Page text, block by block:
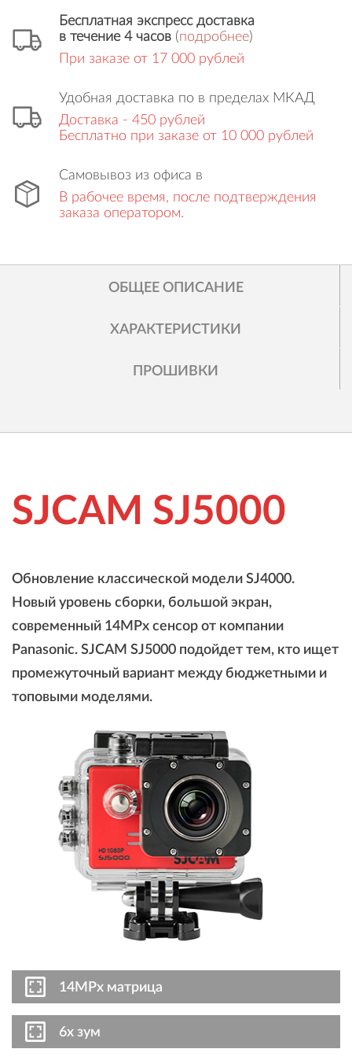
Бесплатная экспресс доставка
в течение 4 часов (подробнее)
При заказе от 17 000 рублей
Удобная доставка по в пределах МКАД
Доставка - 450 рублей
Бесплатно при заказе от 10 000 рублей
Самовывоз из офиса в
В рабочее время, после подтверждения
заказа оператором.
ОБЩЕЕ ОПИСАНИЕ
ХАРАКТЕРИСТИКИ
ПРОШИВКИ
SJCAM SJ5000
Обновление классической модели SJ4000.
Новый уровень сборки, большой экран,
современный 14MPx сенсор от компании
Panasonic. SJCAM SJ5000 подойдет тем, кто ищет
промежуточный вариант между бюджетными и
топовыми моделями.
14MPx матрица
6x зум